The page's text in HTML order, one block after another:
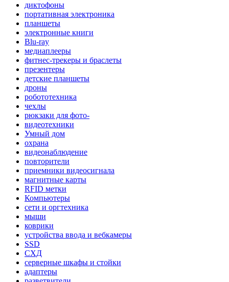
диктофоны
портативная электроника
планшеты
электронные книги
Blu-ray
медиаплееры
фитнес-трекеры и браслеты
презентеры
детские планшеты
дроны
робототехника
чехлы
рюкзаки для фото-
видеотехники
Умный дом
охрана
видеонаблюдение
повторители
приемники видеосигнала
магнитные карты
RFID метки
Компьютеры
сети и оргтехника
мыши
коврики
устройства ввода и вебкамеры
SSD
СХД
серверные шкафы и стойки
адаптеры